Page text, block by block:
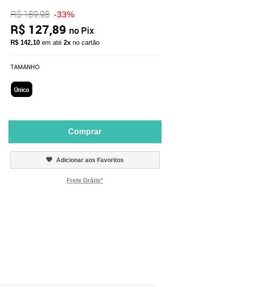
R$ 189,98 -33%
R$ 127,89 no Pix
R$ 142,10 em até 2x no cartão
TAMANHO
Único
Comprar
Adicionar aos Favoritos
Frete Grátis*